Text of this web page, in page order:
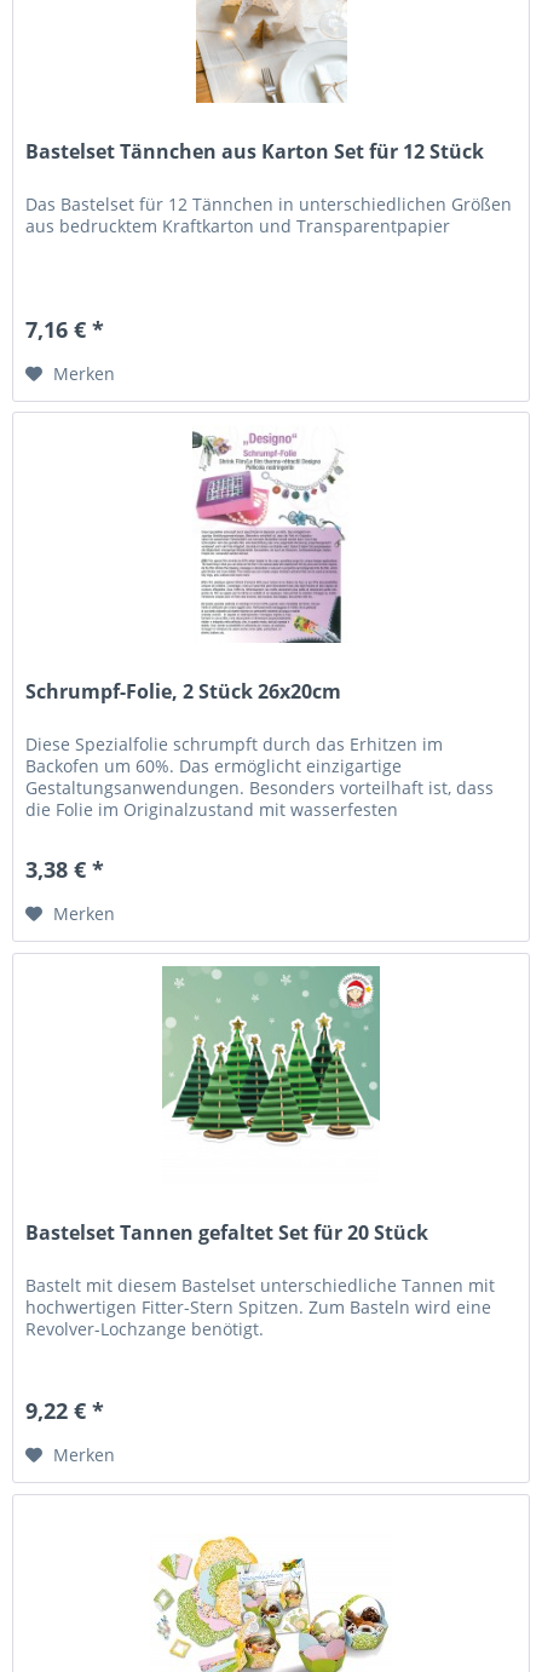
Bastelset Tännchen aus Karton Set für 12 Stück
Das Bastelset für 12 Tännchen in unterschiedlichen Größen
aus bedrucktem Kraftkarton und Transparentpapier
7,16 € *
Merken
Schrumpf-Folie, 2 Stück 26x20cm
Diese Spezialfolie schrumpft durch das Erhitzen im
Backofen um 60%. Das ermöglicht einzigartige
Gestaltungsanwendungen. Besonders vorteilhaft ist, dass
die Folie im Originalzustand mit wasserfesten
3,38 € *
Merken
Bastelset Tannen gefaltet Set für 20 Stück
Bastelt mit diesem Bastelset unterschiedliche Tannen mit
hochwertigen Fitter-Stern Spitzen. Zum Basteln wird eine
Revolver-Lochzange benötigt.
9,22 € *
Merken